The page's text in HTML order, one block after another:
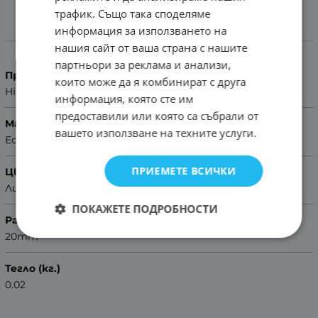
Характеристики
Производител
Hightone
Материал
Естествена кожа
Цвят
Лилав
Размер
20mm
Тегло (кг.)
0.02
трафик. Също така споделяме
информация за използването на
нашия сайт от ваша страна с нашите
партньори за реклама и анализи,
които може да я комбинират с друга
информация, която сте им
предоставили или която са събрали от
вашето използване на техните услуги.
ПРИЕМЕТЕ ВСИЧКИ
ПОКАЖЕТЕ ПОДРОБНОСТИ